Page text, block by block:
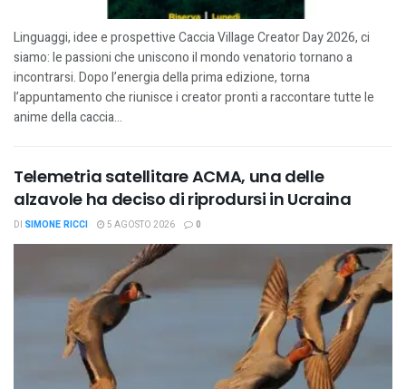
Linguaggi, idee e prospettive Caccia Village Creator Day 2026, ci
siamo: le passioni che uniscono il mondo venatorio tornano a
incontrarsi. Dopo l’energia della prima edizione, torna
l’appuntamento che riunisce i creator pronti a raccontare tutte le
anime della caccia...
Telemetria satellitare ACMA, una delle
alzavole ha deciso di riprodursi in Ucraina
DI SIMONE RICCI 5 AGOSTO 2026 0